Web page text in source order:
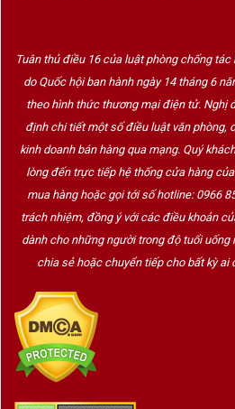
Hộp quà rượu vang 2 chai
Thiết kế nhẹ, đẹp mắt, phù hợp cho
khách hàng, nhân viên dịp Tết
Có thể inlogo thương hiệu,thông
văn đặc trưng cho từng sự kiện.
Màu sắc đa dạng: đỏ, vàng, đen,
Dễ dàngsản xuất số lượng lớn
phí tối ưu.
Phù hợp cho:
trình quà tặng marketing.
Tuân thủ điều 16 của luật phòng chống
do Quốc hội ban hành ngày 14 tháng 6
theo hình thức thương mại điện tử. Nghị
định chi tiết một số điều luật văn phòng,
kinh doanh bán hàng qua mạng. Quý
lòng đến trực tiếp hệ thống cửa hàng
mua hàng hoặc gọi tới số hotline: 0966
trách nhiệm, đồng ý với các điều khoản
dành cho những người trong độ tuổi uống
chia sẻ hoặc chuyển tiếp cho bất kỳ ai